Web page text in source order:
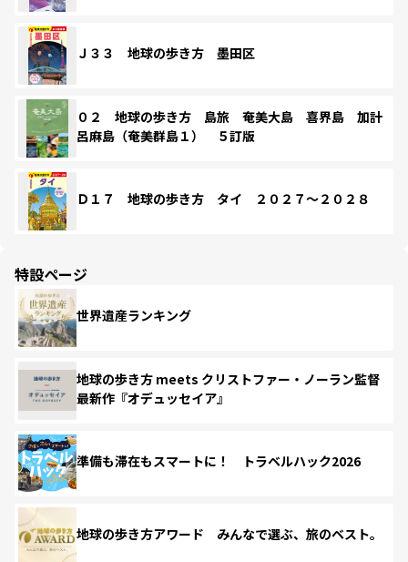
Ｊ３３ 地球の歩き方 墨田区
０２ 地球の歩き方 島旅 奄美大島 喜界島 加計
呂麻島（奄美群島１） ５訂版
Ｄ１７ 地球の歩き方 タイ ２０２７～２０２８
特設ページ
世界遺産ランキング
地球の歩き方 meets クリストファー・ノーラン監督
最新作『オデュッセイア』
準備も滞在もスマートに！ トラベルハック2026
地球の歩き方アワード みんなで選ぶ、旅のベスト。